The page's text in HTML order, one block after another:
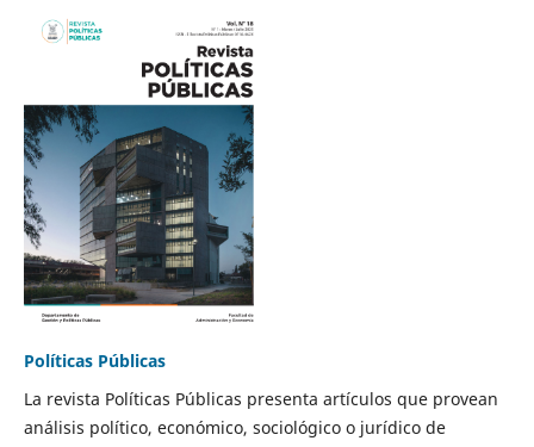
Políticas Públicas
La revista Políticas Públicas presenta artículos que provean
análisis político, económico, sociológico o jurídico de